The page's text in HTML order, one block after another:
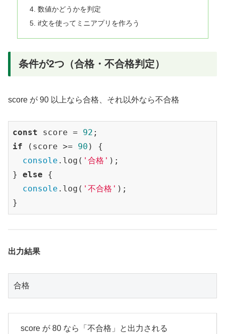
数値かどうかを判定
if文を使ってミニアプリを作ろう
条件が2つ（合格・不合格判定）
score が 90 以上なら合格、それ以外なら不合格
const score = 92
if (score >= 90 ) {
console .log( '合格' );
} else {
console .log( '不合格' );
}
出力結果
合格
score が 80 なら「不合格」と出力される